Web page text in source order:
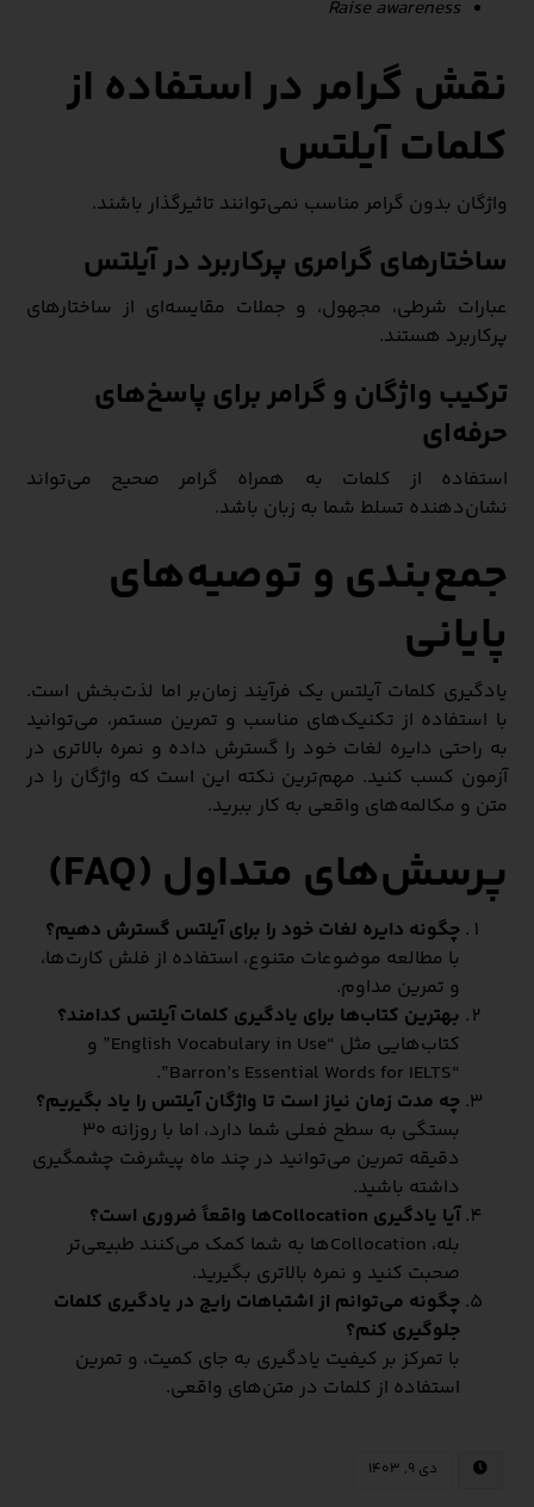
Raise awareness
نقش گرامر در استفاده از
کلمات آیلتس
واژگان بدون گرامر مناسب نمی‌توانند تاثیرگذار باشند.
ساختارهای گرامری پرکاربرد در آیلتس
عبارات شرطی، مجهول، و جملات مقایسه‌ای از ساختارهای
پرکاربرد هستند.
ترکیب واژگان و گرامر برای پاسخ‌های
حرفه‌ای
استفاده از کلمات به همراه گرامر صحیح می‌تواند
نشان‌دهنده تسلط شما به زبان باشد.
جمع‌بندی و توصیه‌های
پایانی
یادگیری کلمات آیلتس یک فرآیند زمان‌بر اما لذت‌بخش است.
با استفاده از تکنیک‌های مناسب و تمرین مستمر، می‌توانید
به راحتی دایره لغات خود را گسترش داده و نمره بالاتری در
آزمون کسب کنید. مهم‌ترین نکته این است که واژگان را در
متن و مکالمه‌های واقعی به کار ببرید.
پرسش‌های متداول (FAQ)
چگونه دایره لغات خود را برای آیلتس گسترش دهیم؟
با مطالعه موضوعات متنوع، استفاده از فلش کارت‌ها،
و تمرین مداوم.
بهترین کتاب‌ها برای یادگیری کلمات آیلتس کدامند؟
کتاب‌هایی مثل “English Vocabulary in Use” و
“Barron’s Essential Words for IELTS”.
چه مدت زمان نیاز است تا واژگان آیلتس را یاد بگیریم؟
بستگی به سطح فعلی شما دارد، اما با روزانه ۳۰
دقیقه تمرین می‌توانید در چند ماه پیشرفت چشمگیری
داشته باشید.
آیا یادگیری Collocation‌ها واقعاً ضروری است؟
بله، Collocation‌ها به شما کمک می‌کنند طبیعی‌تر
صحبت کنید و نمره بالاتری بگیرید.
چگونه می‌توانم از اشتباهات رایج در یادگیری کلمات
جلوگیری کنم؟
با تمرکز بر کیفیت یادگیری به جای کمیت، و تمرین
استفاده از کلمات در متن‌های واقعی.
دی ۹, ۱۴۰۳